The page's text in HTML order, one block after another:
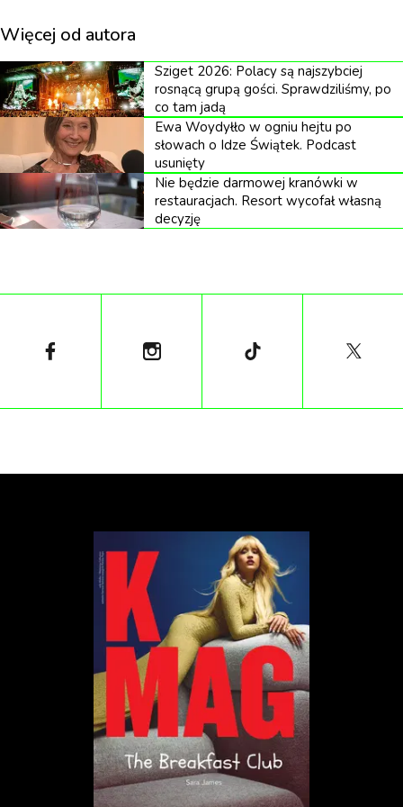
filmów oddających nastrój i charakter
współczesnego kina LGBTQ+ z niemal każdego
zakątka świata.
Argentyna
„The Astronaut Lovers”
Film Marco Bergera balansuje na granicy przyjaźni i
spotyka się ponownie na wakacjach. Plan
wzbudzenia zazdrości byłej dziewczyny Maxiego
„A Few Feet Away”
Częściowo dramat, częściowo komedia omyłek, film
Tadeo Pestaña Caro śledzi dwudziestoletniego
Więcej od autora
Sziget 2026: Polacy są najszybciej
rosnącą grupą gości. Sprawdziliśmy, po
co tam jadą
Ewa Woydyłło w ogniu hejtu po
słowach o Idze Świątek. Podcast
usunięty
Nie będzie darmowej kranówki w
restauracjach. Resort wycofał własną
decyzję